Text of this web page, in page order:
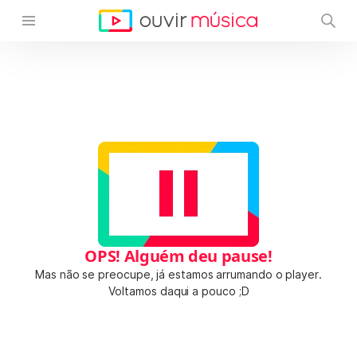
OPS! Alguém deu pause!
Mas não se preocupe, já estamos arrumando o player.
Voltamos daqui a pouco ;D